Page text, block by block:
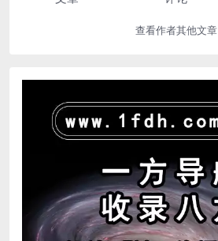
查看作者其他文章